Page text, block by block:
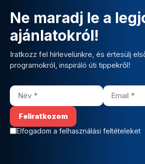
Ne maradj le a
ajánlatokról!
Iratkozz fel hírlevelünkre, és értesülj
programokról, inspiráló úti tippekről!
Elfogadom a felhasználási feltételeket